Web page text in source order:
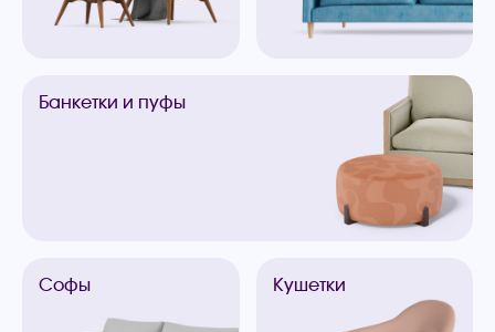
Банкетки и пуфы
Софы Кушетки